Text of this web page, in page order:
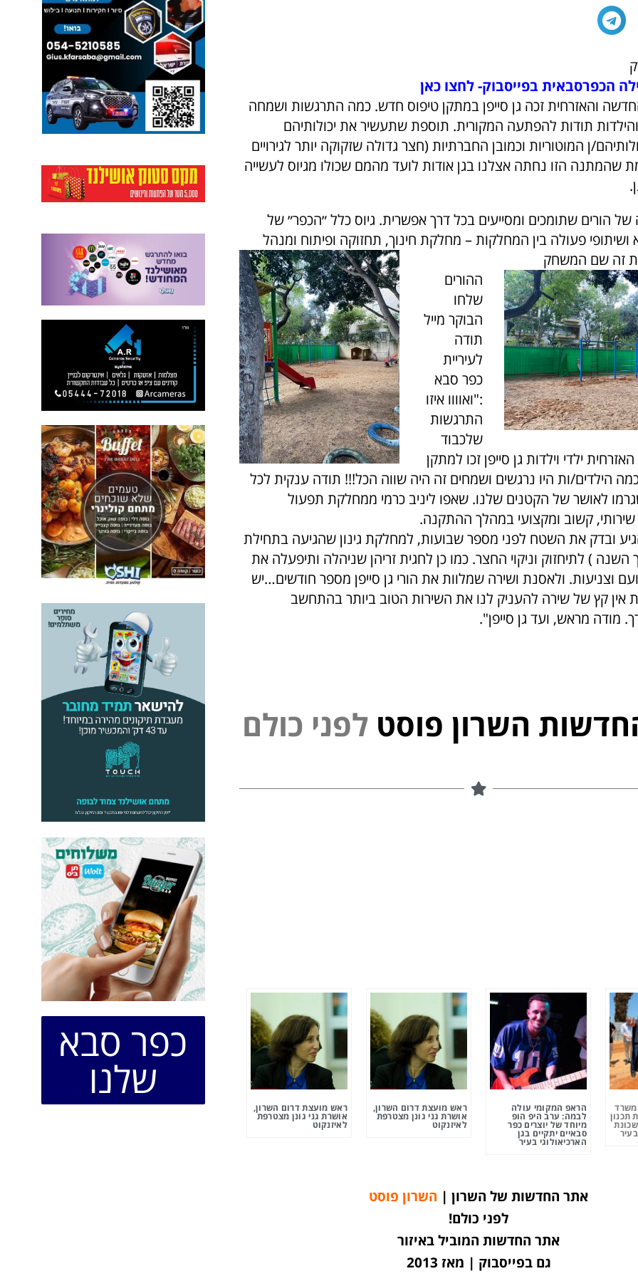
הכפרסבאית בפייסבוק- לחצו כאן
והאזרחית זכה גן סייפן במתקן טיפוס חדש. כמה התרגשות ושמחה
והילדות תודות להפתעה המקורית. תוספת שתעשיר את יכולותיהם
ן המוטוריות וכמובן החברתיות (חצר גדולה שזקוקה יותר לגירויים
שהמתנה הזו נחתה אצלנו בגן אודות לועד מהמם שכולו מגיוס לעשייה
הורים שתומכים ומסייעים בכל דרך אפשרית. גיוס כלל ״הכפר״ של
ושיתופי פעולה בין המחלקות – מחלקת חינוך, תחזוקה ופיתוח ומנהל
זה שם המשחק
ההורים
שלחו
הבוקר מייל
תודה
לעיריית
כפר סבא
:"ואוווו איזו
התרגשות
שלכבוד
ילדי וילדות גן סייפן זכו למתקן
הילדים/ות היו נרגשים ושמחים זה היה שווה הכל!!! תודה ענקית לכל
לאושר של הקטנים שלנו. שאפו ליניב כרמי ממחלקת תפעול
קשוב ומקצועי במהלך ההתקנה.
ובדק את השטח לפני מספר שבועות, למחלקת גינון שהגיעה בתחילת
השנה ) לתיחזוק וניקוי החצר. כמו כן לחגית זריהן שניהלה ותיפעלה את
וצניעות. ולאסנת ושירה שמלוות את הורי גן סייפן מספר חודשים…יש
אין קץ של שירה להעניק לנו את השירות הטוב ביותר בהתחשב
מודה מראש, ועד גן סייפן".
השרון פוסט ל פ ני כולם
תכנון
הראפ המקומי עולה
לבמה: ערב היפ הופ
מיוחד של יוצרים כפר
סבאיים יתקיים בגן
הארכיאולוגי בעיר
ראש מועצת דרום השרון,
אושרת גני גונן מצטרפת
לאיזנקוט
ראש מועצת דרום השרון,
אושרת גני גונן מצטרפת
לאיזנקוט
כפר סבא
שלנו
אתר החדשות של השרון | השרון פוסט
לפני כולם!
אתר החדשות המוביל באיזור
גם בפייסבוק | מאז 2013